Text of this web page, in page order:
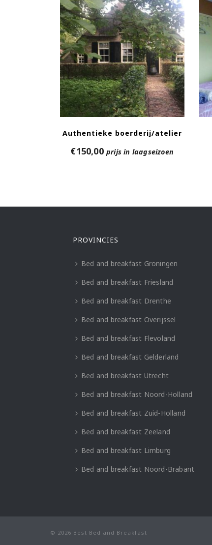
Authentieke boerderij/atelier
€150,00 prijs in laagseizoen
PROVINCIES
Bed and breakfast Groningen
Bed and breakfast Friesland
Bed and breakfast Drenthe
Bed and breakfast Overijssel
Bed and breakfast Flevoland
Bed and breakfast Gelderland
Bed and breakfast Utrecht
Bed and breakfast Noord-Holland
Bed and breakfast Zuid-Holland
Bed and breakfast Zeeland
Bed and breakfast Limburg
Bed and breakfast Noord-Brabant
© 2026 Best Bed and Breakfast